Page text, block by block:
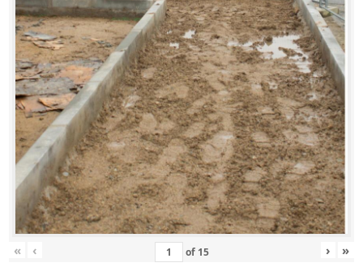
« ‹ of 15 › »